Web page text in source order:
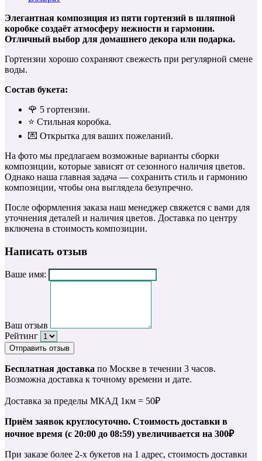
Элегантная композиция из пяти гортензий в шляпной
коробке создаёт атмосферу нежности и гармонии.
Отличный выбор для домашнего декора или подарка.
Гортензии хорошо сохраняют свежесть при регулярной смене
воды.
Состав букета:
🌹 5 гортензии.
⭐️ Стильная коробка.
💌 Открытка для ваших пожеланий.
На фото мы предлагаем возможные варианты сборки
композиции, которые зависят от сезонного наличия цветов.
Однако наша главная задача — сохранить стиль и гармонию
композиции, чтобы она выглядела безупречно.
После оформления заказа наш менеджер свяжется с вами для
уточнения деталей и наличия цветов. Доставка по центру
включена в стоимость композиции.
Написать отзыв
Ваше имя:
Ваш отзыв
Рейтинг
Отправить отзыв
Бесплатная доставка по Москве в течении 3 часов.
Возможна доставка к точному времени и дате.
Доставка за пределы МКАД 1км = 50₽
Приём заявок круглосуточно. Стоимость доставки в
ночное время (с 20:00 до 08:59) увеличивается на 300₽
При заказе более 2-х букетов на 1 адрес, стоимость доставки